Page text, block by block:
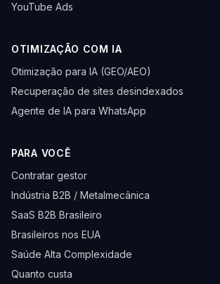
YouTube Ads
OTIMIZAÇÃO COM IA
Otimização para IA (GEO/AEO)
Recuperação de sites desindexados
Agente de IA para WhatsApp
PARA VOCÊ
Contratar gestor
Indústria B2B / Metalmecânica
SaaS B2B Brasileiro
Brasileiros nos EUA
Saúde Alta Complexidade
Quanto custa